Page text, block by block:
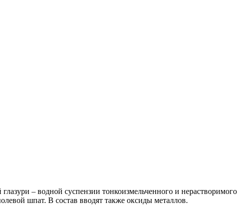
– водной суспензии тонкоизмельченного и нерастворимого
шпат. В состав вводят также оксиды металлов.